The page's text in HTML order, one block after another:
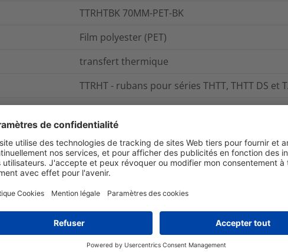
TTRHTBK 70MM-PET-BK
Film polyester (PET)
transfert thermique
TTRHT - rubans pour séries THTT, THTT DS et
0.188kg
TTRHTBK 70MM
et emballage Pour plus d'information